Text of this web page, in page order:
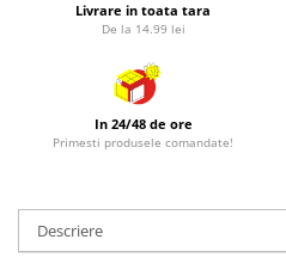
Livrare in toata tara
De la 14.99 lei
In 24/48 de ore
Primesti produsele comandate!
Descriere